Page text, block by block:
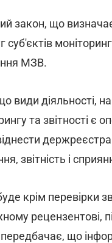
закон, що
МЗВ.
види діяльності,
та звітності є
звітність і
крім перевірки
рецензентові,
що